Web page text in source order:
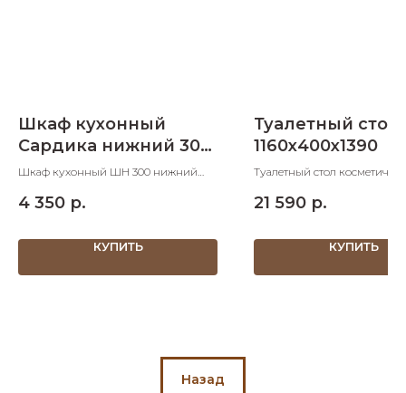
Шкаф кухонный
Сардика нижний 300
мм
Шкаф кухонный ШН 300 нижний
4 350 р.
КУПИТЬ
Туалетный стол
1160х400х1390
Туалетный стол
21 590 р.
КУПИТЬ
Назад